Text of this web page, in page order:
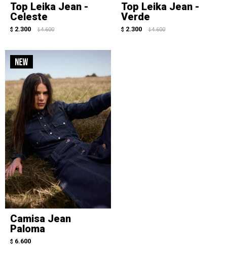
Top Leika Jean -
Celeste
$ 2.300 $ 4.600
Top Leika Jean -
Verde
$ 2.300 $ 4.600
Camisa Jean
Paloma
$ 6.600